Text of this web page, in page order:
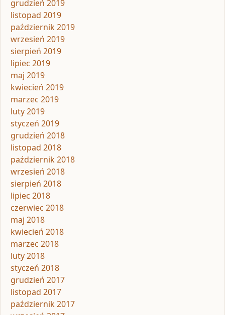
grudzień 2019
listopad 2019
październik 2019
wrzesień 2019
sierpień 2019
lipiec 2019
maj 2019
kwiecień 2019
marzec 2019
luty 2019
styczeń 2019
grudzień 2018
listopad 2018
październik 2018
wrzesień 2018
sierpień 2018
lipiec 2018
czerwiec 2018
maj 2018
kwiecień 2018
marzec 2018
luty 2018
styczeń 2018
grudzień 2017
listopad 2017
październik 2017